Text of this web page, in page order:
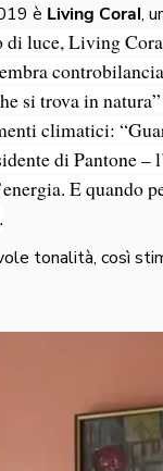
è Living Coral,
di luce, Living
si trova in
climatici:
di Pantone
E quando
tonalità, così